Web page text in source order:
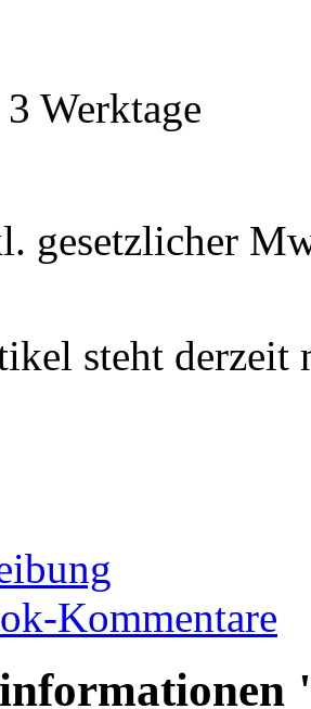
3 Werktage
gesetzlicher
steht derzeit
Kommentare